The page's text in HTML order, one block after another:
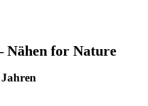
Nähen for Nature